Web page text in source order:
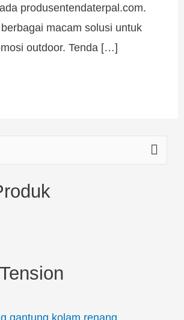
produsentendaterpal.com.
macam solusi untuk
outdoor. Tenda […]